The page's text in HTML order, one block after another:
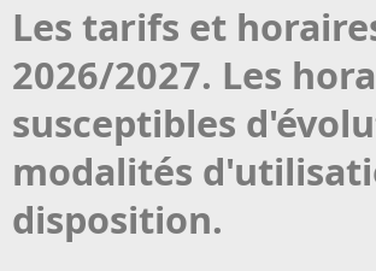
Les tarifs et
2026/2027. Les
susceptibles
modalités
disposition.